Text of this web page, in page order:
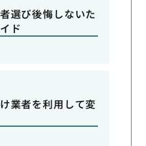
選び後悔しないた
ド
業者を利用して変